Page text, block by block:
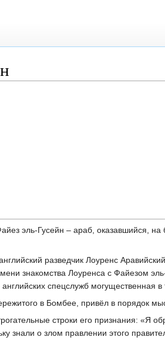
эль-Гусейн – араб, оказавшийся,
разведчик Лоуренс
знакомства Лоуренса с Файезом
спецслужб могущественная
в Бомбее, привёл в порядок
строки его признания:
знали о злом правлении этого